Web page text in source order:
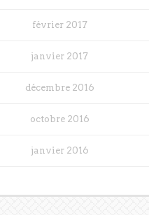
février 2017
janvier 2017
décembre 2016
octobre 2016
janvier 2016